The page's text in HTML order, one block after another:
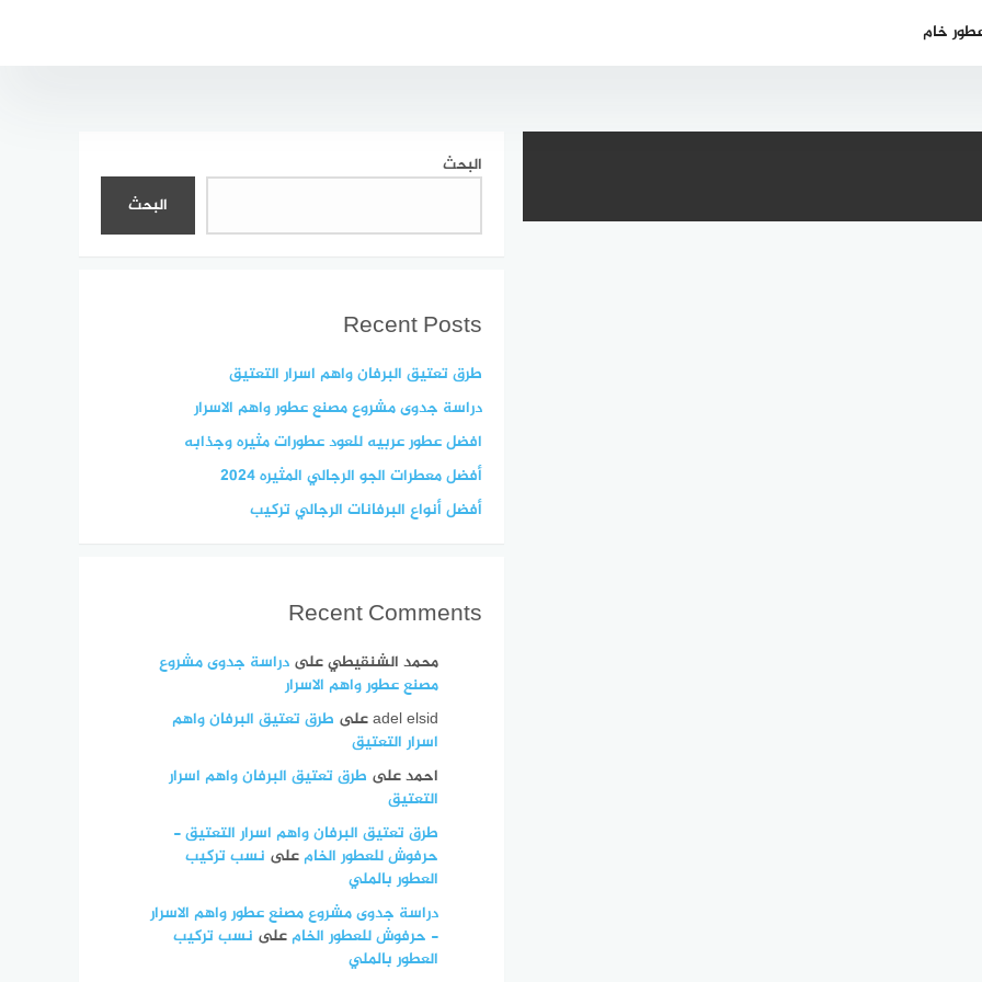
خام
البحث
البحث
Recent Posts
طرق تعتيق البرفان واهم اسرار التعتيق
دراسة جدوى مشروع مصنع عطور واهم الاسرار
افضل عطور عربيه للعود عطورات مثيره وجذابه
أفضل معطرات الجو الرجالي المثيره 2024
أفضل أنواع البرفانات الرجالي تركيب
Recent Comments
محمد الشنقيطيعلىدراسة جدوى مشروع
مصنع عطور واهم الاسرار
adel elsidعلى طرق تعتيق البرفان واهم
اسرار التعتيق
احمدعلى طرق تعتيق البرفان واهم اسرار
التعتيق
طرق تعتيق البرفان واهم اسرار التعتيق -
حرفوش للعطور الخامعلى نسب تركيب
العطور بالملي
دراسة جدوى مشروع مصنع عطور واهم الاسرار
- حرفوش للعطور الخامعلى نسب تركيب
العطور بالملي